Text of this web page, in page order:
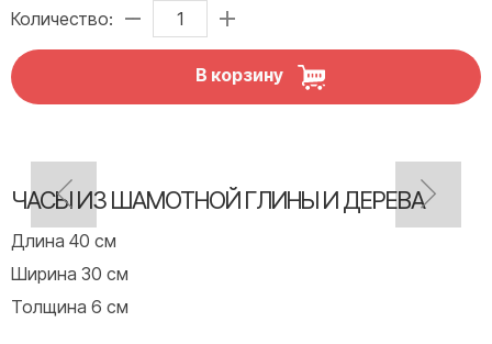
Количество:
В корзину
ЧАСЫ ИЗ ШАМОТНОЙ ГЛИНЫ И ДЕРЕВА
Длина 40 см
Ширина 30 см
Толщина 6 см